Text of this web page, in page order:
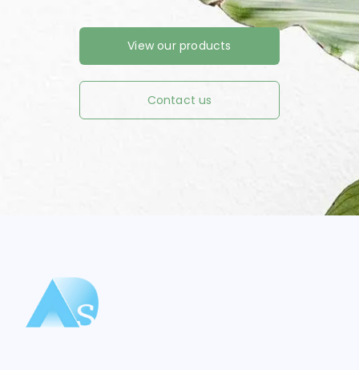
View our products
Contact us